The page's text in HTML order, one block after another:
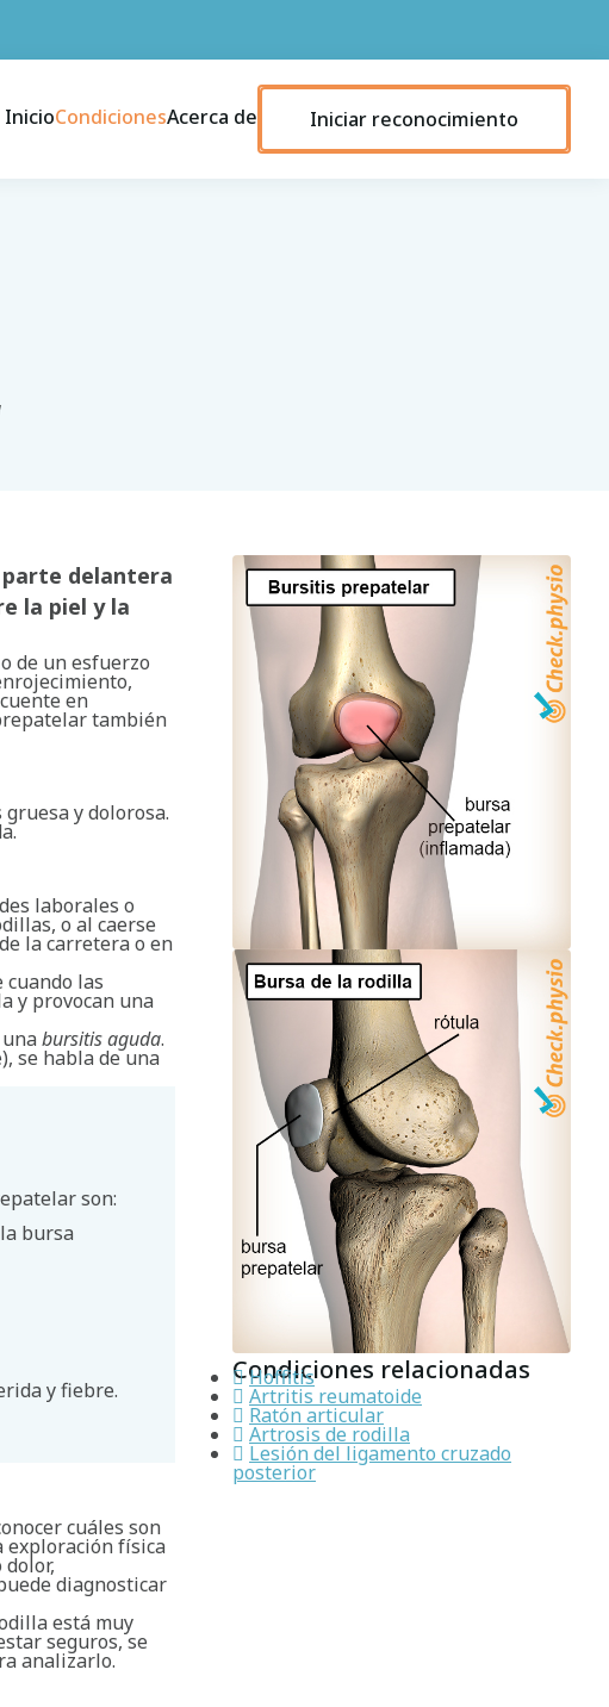
InicioCondicionesAcerca de Iniciar reconocimiento
parte delantera
la piel y la
de un esfuerzo
en
también
y dolorosa.
laborales o
o al caerse
la carretera o en
cuando las
y provocan una
bursitis aguda.
se habla de una
son:
bursa
y fiebre.
cuáles son
exploración física
diagnosticar
está muy
seguros, se
analizarlo.
Condiciones relacionadas
Hoffitis
Artritis reumatoide
Ratón articular
Artrosis de rodilla
Lesión del ligamento cruzado
posterior